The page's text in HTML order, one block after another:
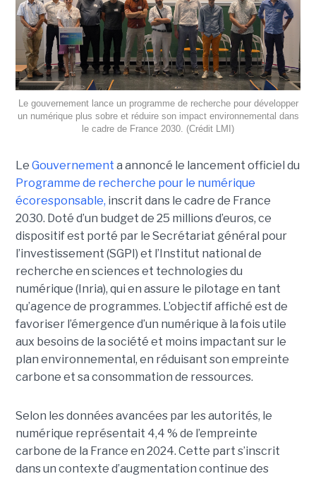
Le gouvernement lance un programme de recherche pour développer
un numérique plus sobre et réduire son impact environnemental dans
le cadre de France 2030. (Crédit LMI)
Le Gouvernement a annoncé le lancement officiel du
Programme de recherche pour le numérique
écoresponsable, inscrit dans le cadre de France
2030. Doté d’un budget de 25 millions d’euros, ce
dispositif est porté par le Secrétariat général pour
l’investissement (SGPI) et l’Institut national de
recherche en sciences et technologies du
numérique (Inria), qui en assure le pilotage en tant
qu’agence de programmes. L’objectif affiché est de
favoriser l’émergence d’un numérique à la fois utile
aux besoins de la société et moins impactant sur le
plan environnemental, en réduisant son empreinte
carbone et sa consommation de ressources.
Selon les données avancées par les autorités, le
numérique représentait 4,4 % de l’empreinte
carbone de la France en 2024. Cette part s’inscrit
dans un contexte d’augmentation continue des